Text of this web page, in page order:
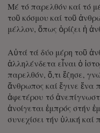
Μέ τό παρελθόν καί τό
τοῦ κόσμου καί τοῦ
μέλλον, ὅπως ὁρίζει ἡ
Αὐτά τά δύο μέρη τοῦ
ἀλληλένδετα εἶναι ὁ
παρελθόν, ὅ,τι ἔζησε,
ἄνθρωπος καί ἔγινε ἕνα
ἀφετέρου τό
ἀνοίγεται ἐμπρός στήν
συνεχίσει τήν ὑλική καί